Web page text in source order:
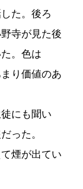
た。後ろ
寺が見た後
。色は
り価値のあ
にも聞い
った。
煙が出てい